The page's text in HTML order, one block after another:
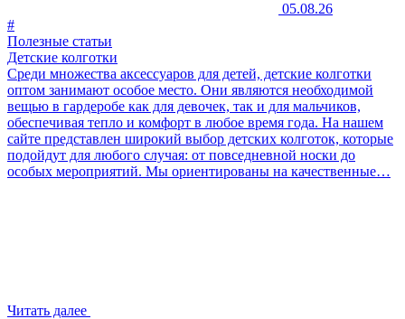
05.08.26
#
Полезные статьи
Детские колготки
Среди множества аксессуаров для детей, детские колготки
оптом занимают особое место. Они являются необходимой
вещью в гардеробе как для девочек, так и для мальчиков,
обеспечивая тепло и комфорт в любое время года. На нашем
сайте представлен широкий выбор детских колготок, которые
подойдут для любого случая: от повседневной носки до
особых мероприятий. Мы ориентированы на качественные…
Читать далее